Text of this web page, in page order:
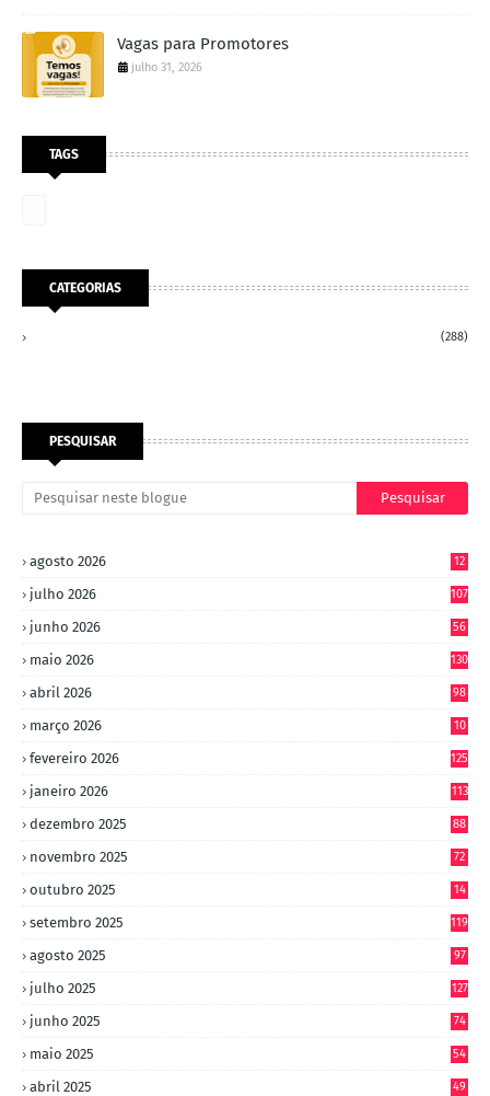
Vagas para Promotores
julho 31, 2026
TAGS
CATEGORIAS
(288)
PESQUISAR
agosto 2026 12
julho 2026 107
junho 2026 56
maio 2026 130
abril 2026 98
março 2026
10
fevereiro 2026 125
janeiro 2026 113
dezembro 2025 88
novembro 2025 72
outubro 2025
14
setembro 2025 119
agosto 2025 97
julho 2025 127
junho 2025 74
maio 2025 54
abril 2025 49